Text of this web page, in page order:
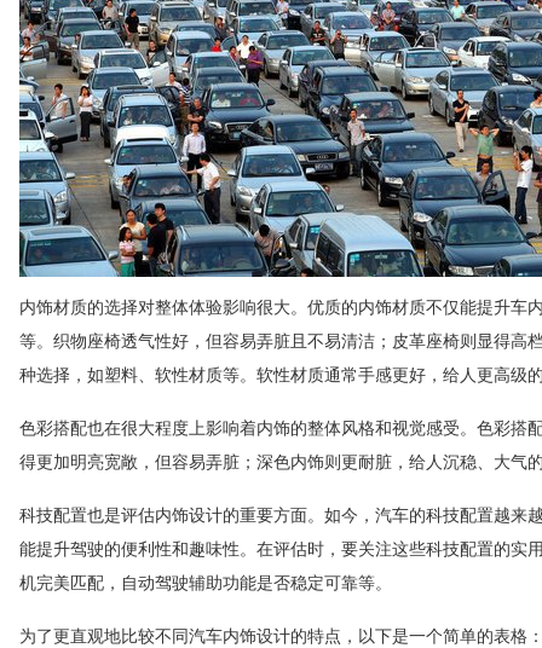
内饰材质的选择对整体体验影响很大。优质的内饰材质不仅能提升
等。织物座椅透气性好，但容易弄脏且不易清洁；皮革座椅则显得
种选择，如塑料、软性材质等。软性材质通常手感更好，给人更高级
色彩搭配也在很大程度上影响着内饰的整体风格和视觉感受。色彩
得更加明亮宽敞，但容易弄脏；深色内饰则更耐脏，给人沉稳、大
科技配置也是评估内饰设计的重要方面。如今，汽车的科技配置越
能提升驾驶的便利性和趣味性。在评估时，要关注这些科技配置的
机完美匹配，自动驾驶辅助功能是否稳定可靠等。
为了更直观地比较不同汽车内饰设计的特点，以下是一个简单的表格